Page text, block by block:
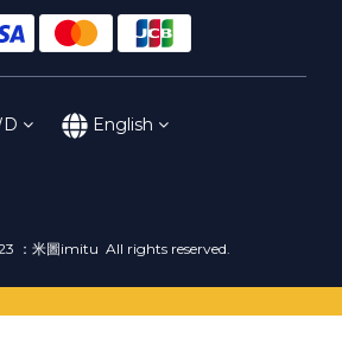
English
：米圖imitu All rights reserved.